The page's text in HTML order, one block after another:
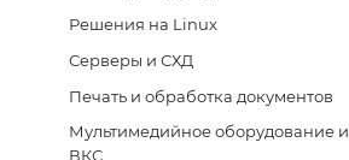
Решения на Linux
Серверы и СХД
Печать и обработка документов
Мультимедийное оборудование и
ВКС